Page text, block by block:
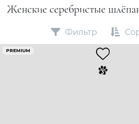
Женские серебристые
Фильтр
PREMIUM